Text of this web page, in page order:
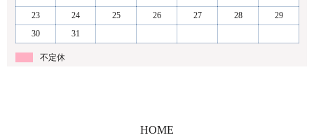
23
24 25 26 27 28
29
30
31
不定休
HOME